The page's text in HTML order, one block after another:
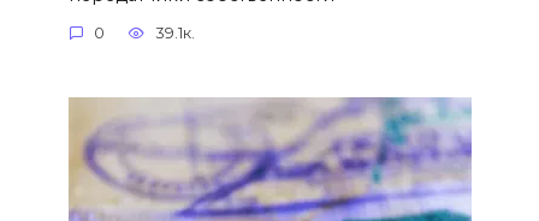
0 39.1к.